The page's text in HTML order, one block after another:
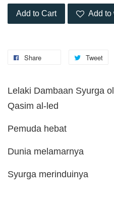
Add to Cart Add to
Share Tweet
Lelaki Dambaan Syurga
Qasim al-led
Pemuda hebat
Dunia melamarnya
Syurga merinduinya